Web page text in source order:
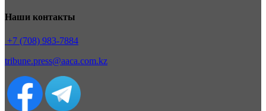
Наши контакты
+7 (708) 983-7884
tribune.press@aaca.com.kz